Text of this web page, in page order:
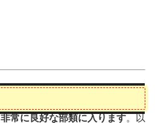
非常に良好な部類に入ります。以